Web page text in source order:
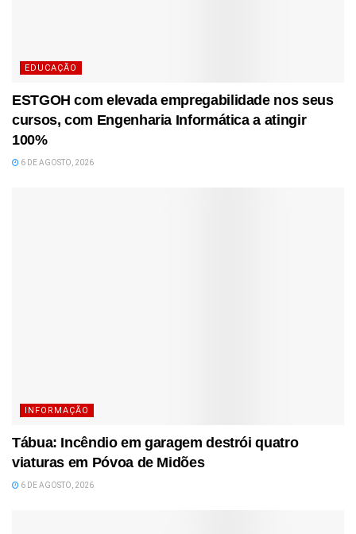
EDUCAÇÃO
ESTGOH com elevada empregabilidade nos seus
cursos, com Engenharia Informática a atingir
100%
6 DE AGOSTO, 2026
INFORMAÇÃO
Tábua: Incêndio em garagem destrói quatro
viaturas em Póvoa de Midões
6 DE AGOSTO, 2026